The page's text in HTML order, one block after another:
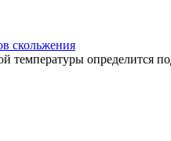
скольжения
температуры определится